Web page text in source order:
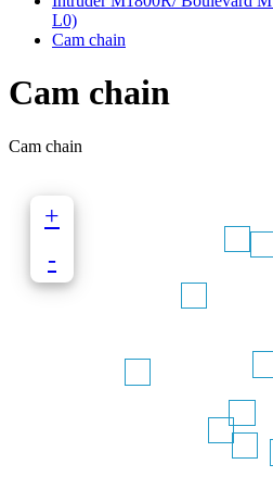
L0)
Cam chain
Cam chain
Cam chain
+
-